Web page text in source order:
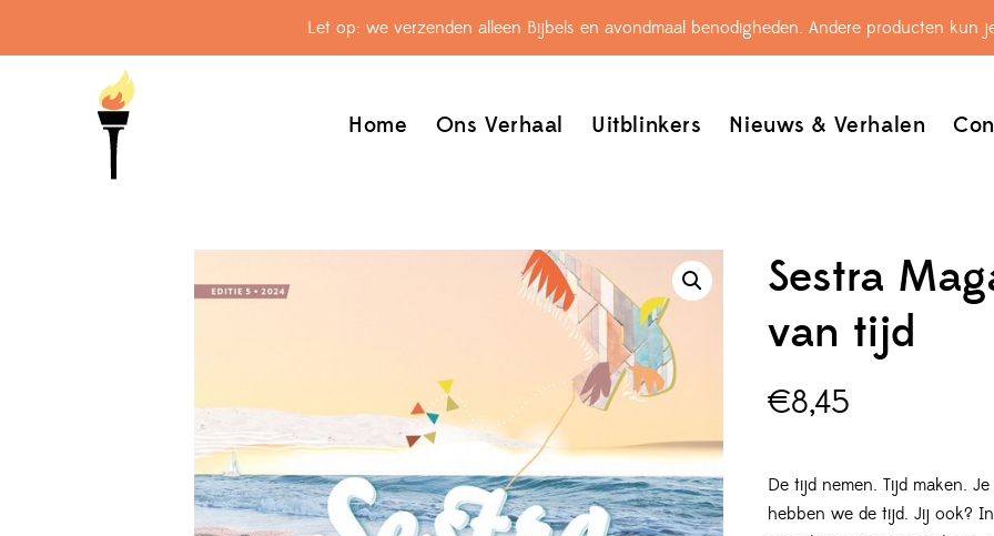
Let op: we verzenden alleen Bijbels en avondmaal benodigheden. Andere producten kun
Home Ons Verhaal Uitblinkers Nieuws & Verhalen
Sestra
van tijd
€8,45
De tijd nemen. Tijd maken.
hebben we de tijd. Jij ook?